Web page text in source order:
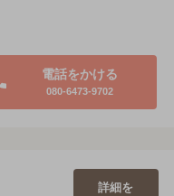
電話をかける
080-6473-9702
詳細を